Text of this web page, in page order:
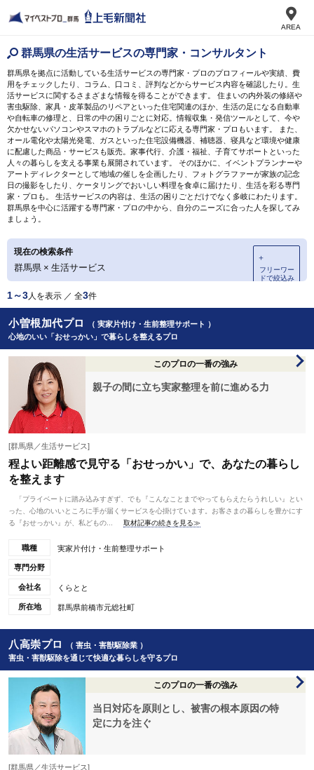
AREA
群馬県の生活サービスの専門家・コンサルタント
群馬県を拠点に活動している生活サービスの専門家・プロのプロフィールや実績、費
用をチェックしたり、コラム、口コミ、評判などからサービス内容を確認したり。生
活サービスに関するさまざまな情報を得ることができます。 住まいの内外装の修繕や
害虫駆除、家具・皮革製品のリペアといった住宅関連のほか、生活の足になる自動車
や自転車の修理と、日常の中の困りごとに対応。情報収集・発信ツールとして、今や
欠かせないパソコンやスマホのトラブルなどに応える専門家・プロもいます。 また、
オール電化や太陽光発電、ガスといった住宅設備機器、補聴器、寝具など環境や健康
に配慮した商品・サービスも販売。家事代行、介護・福祉、子育てサポートといった
人々の暮らしを支える事業も展開されています。 そのほかに、イベントプランナーや
アートディレクターとして地域の催しを企画したり、フォトグラファーが家族の記念
日の撮影をしたり、ケータリングでおいしい料理を食卓に届けたり、生活を彩る専門
家・プロも。 生活サービスの内容は、生活の困りごとだけでなく多岐にわたります。
群馬県を中心に活躍する専門家・プロの中から、自分のニーズに合った人を探してみ
ましょう。
現在の検索条件
群馬県 × 生活サービス
＋
フリーワー
ドで絞込み
1～3人を表示 ／ 全3件
小曽根加代プロ
（ 実家片付け・生前整理サポート ）
心地のいい「おせっかい」で暮らしを整えるプロ
このプロの一番の強み
親子の間に立ち実家整理を前に進める力
[群馬県／生活サービス]
程よい距離感で見守る「おせっかい」で、あなたの暮らし
を整えます
「プライベートに踏み込みすぎず、でも『こんなことまでやってもらえたらうれしい』とい
った、心地のいいところに手が届くサービスを心掛けています。お客さまの暮らしを豊かにす
る『おせっかい』が、私どもの...
取材記事の続きを見る≫
職種 実家片付け・生前整理サポート
専門分野
会社名 くらとと
所在地 群馬県前橋市元総社町
八高崇プロ
（ 害虫・害獣駆除業 ）
害虫・害獣駆除を通じて快適な暮らしを守るプロ
このプロの一番の強み
当日対応を原則とし、被害の根本原因の特
定に力を注ぐ
[群馬県／生活サービス]